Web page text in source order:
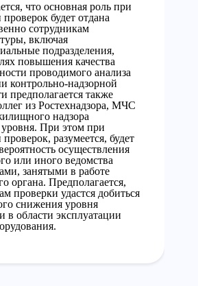
что основная роль при
будет отдана
сотрудникам
включая
подразделения,
повышения качества
проводимого анализа
контрольно-надзорной
предполагается также
из Ростехнадзора, МЧС
надзора
уровня. При этом при
разумеется, будет
осуществления
или иного ведомства
занятыми в работе
органа. Предполагается,
проверки удастся добиться
снижения уровня
в области эксплуатации